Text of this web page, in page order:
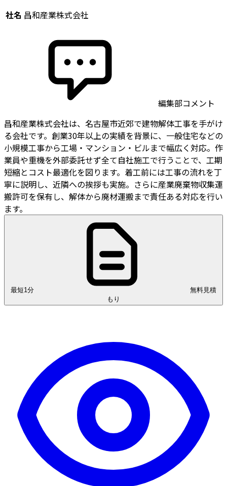
社名 昌和産業株式会社
編集部コメント
昌和産業株式会社は、名古屋市近郊で建物解体工事を手がけ
る会社です。創業30年以上の実績を背景に、一般住宅などの
小規模工事から工場・マンション・ビルまで幅広く対応。作
業員や重機を外部委託せず全て自社施工で行うことで、工期
短縮とコスト最適化を図ります。着工前には工事の流れを丁
寧に説明し、近隣への挨拶も実施。さらに産業廃棄物収集運
搬許可を保有し、解体から廃材運搬まで責任ある対応を行い
ます。
最短1分
もり